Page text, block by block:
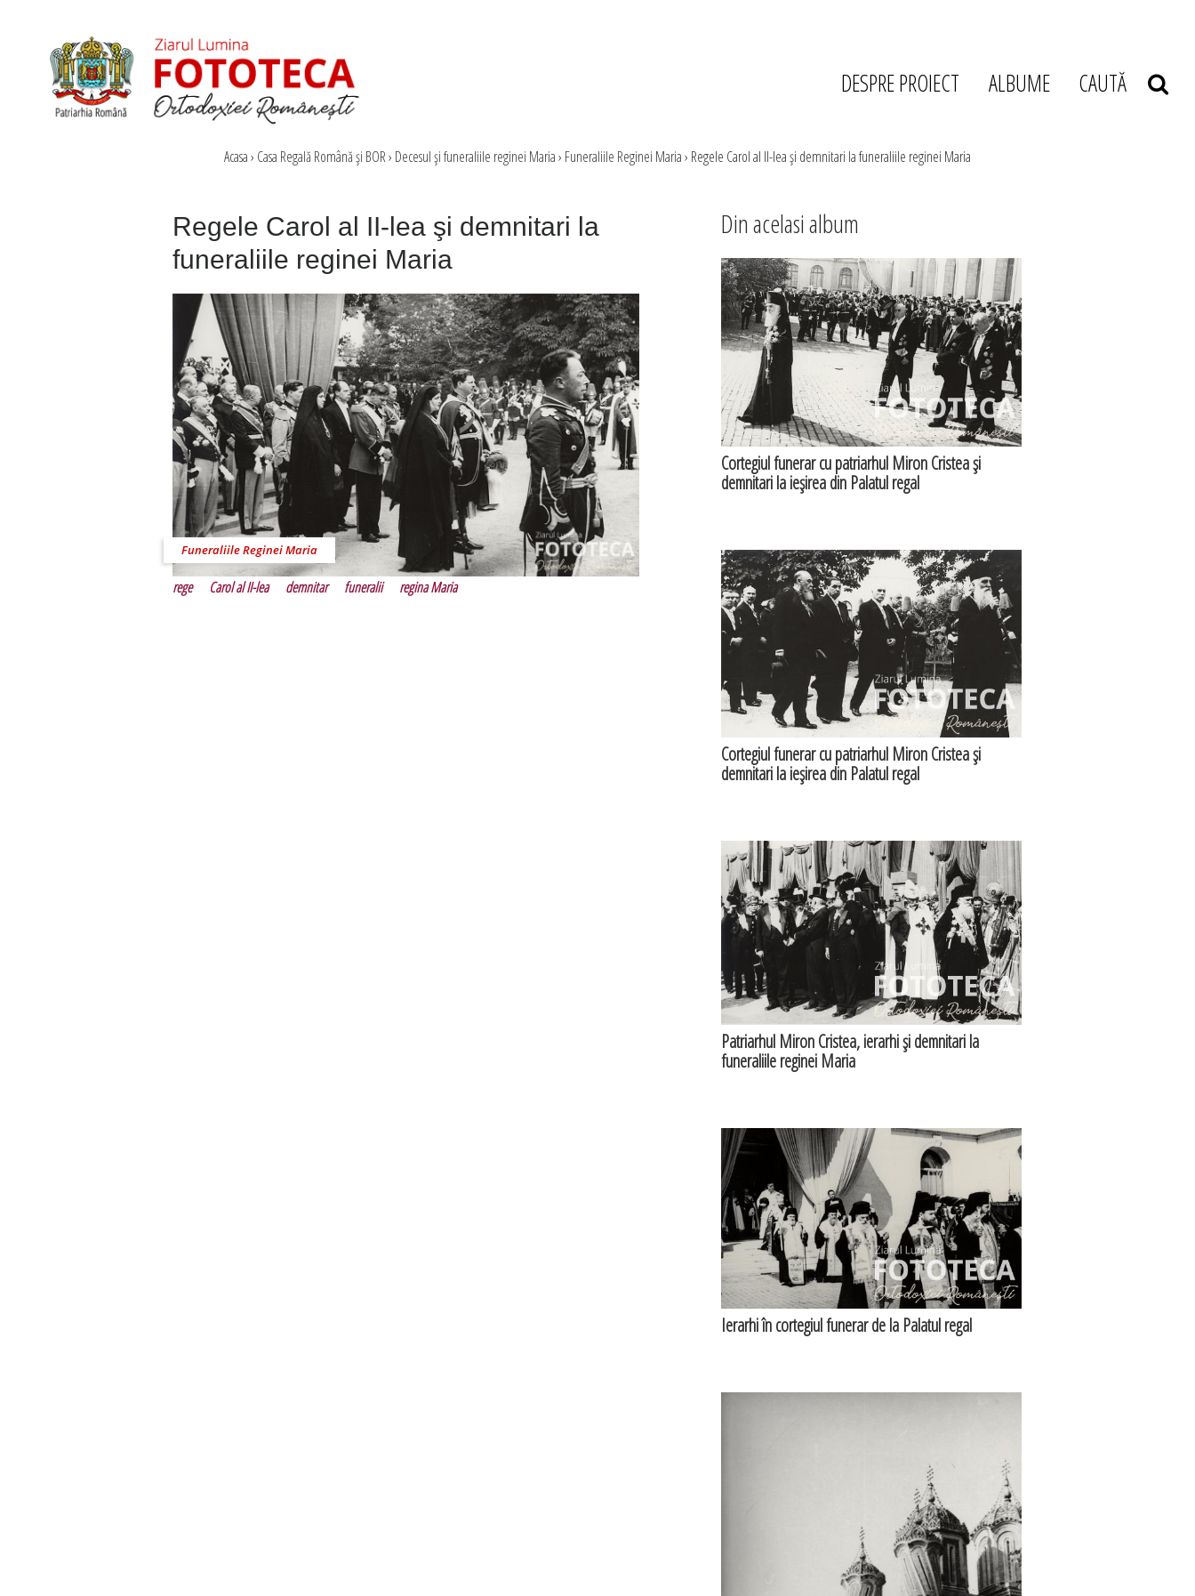
DESPRE PROIECT ALBUME CAUTĂ
Acasa› Casa Regală Română şi BOR› Decesul şi funeraliile reginei Maria› Funeraliile Reginei Maria› Regele Carol al II-lea şi demnitari la funeraliile reginei Maria
Regele Carol al II-lea şi demnitari la
funeraliile reginei Maria
Funeraliile Reginei Maria
rege Carol al II-lea demnitar funeralii regina Maria
Din acelasi album
Cortegiul funerar cu patriarhul Miron Cristea şi
demnitari la ieşirea din Palatul regal
Cortegiul funerar cu patriarhul Miron Cristea şi
demnitari la ieşirea din Palatul regal
Patriarhul Miron Cristea, ierarhi şi demnitari la
funeraliile reginei Maria
Ierarhi în cortegiul funerar de la Palatul regal